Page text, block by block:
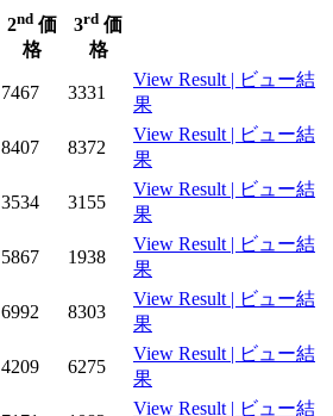
2nd 価
格
3rd 価
格
7467 3331
View Result | ビュー結
果
8407 8372
View Result | ビュー結
果
3534 3155
View Result | ビュー結
果
5867 1938
View Result | ビュー結
果
6992 8303
View Result | ビュー結
果
4209 6275
View Result | ビュー結
果
View Result | ビュー結